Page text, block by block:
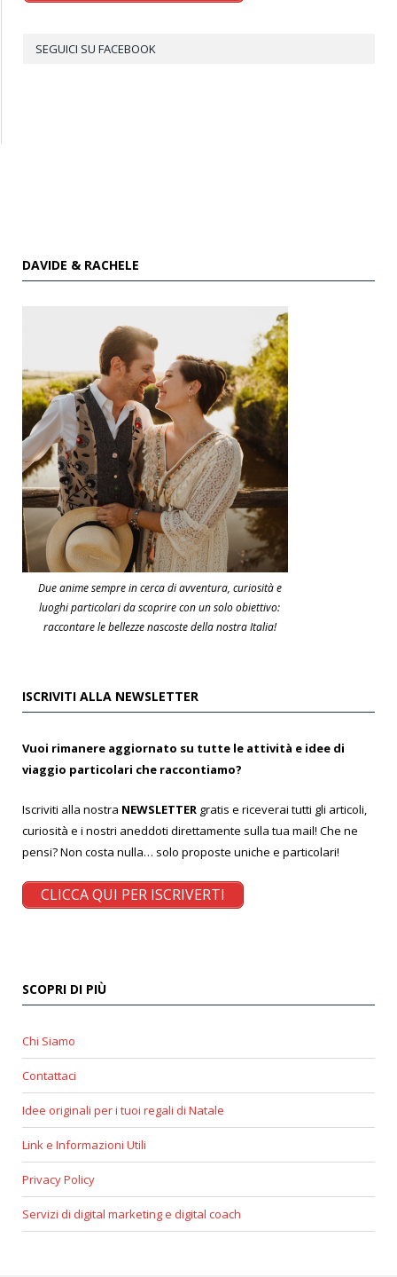
SEGUICI SU FACEBOOK
DAVIDE & RACHELE
Due anime sempre in cerca di avventura, curiosità e
luoghi particolari da scoprire con un solo obiettivo:
raccontare le bellezze nascoste della nostra Italia!
ISCRIVITI ALLA NEWSLETTER
Vuoi rimanere aggiornato su tutte le attività e idee di
viaggio particolari che raccontiamo?
Iscriviti alla nostra NEWSLETTER gratis e riceverai tutti gli articoli,
curiosità e i nostri aneddoti direttamente sulla tua mail! Che ne
pensi? Non costa nulla… solo proposte uniche e particolari!
CLICCA QUI PER ISCRIVERTI
SCOPRI DI PIÙ
Chi Siamo
Contattaci
Idee originali per i tuoi regali di Natale
Link e Informazioni Utili
Privacy Policy
Servizi di digital marketing e digital coach